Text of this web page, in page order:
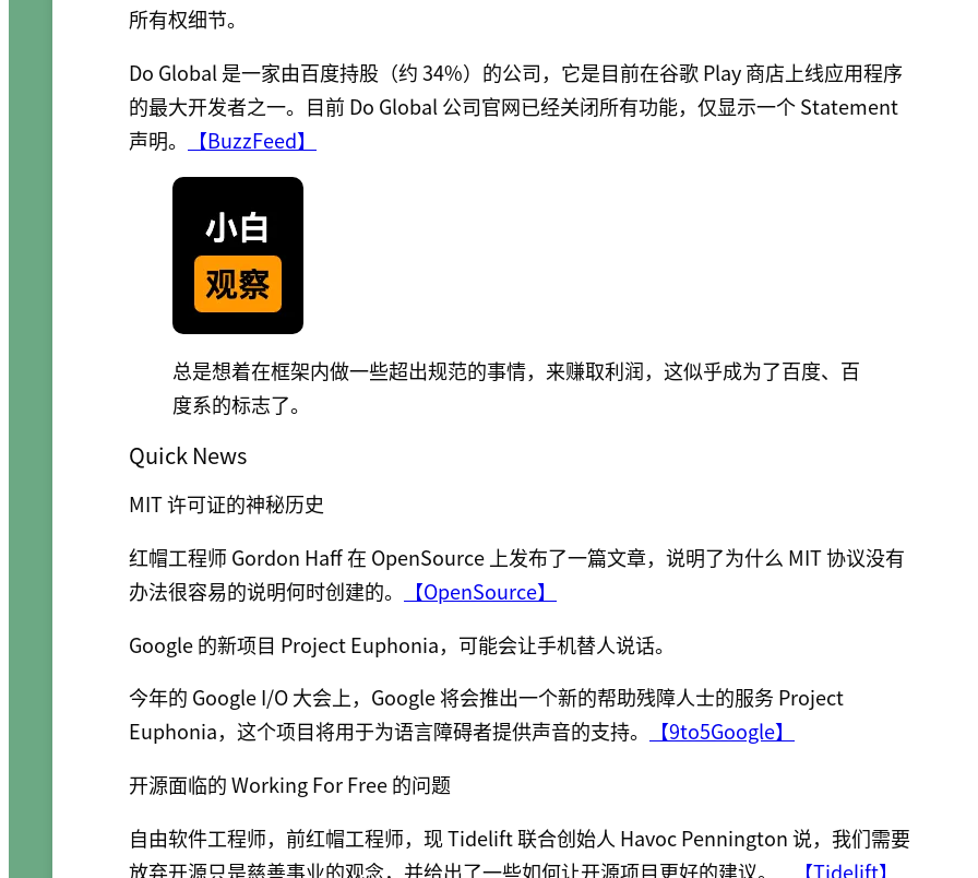
所有权细节。
Do Global 是一家由百度持股（约 34%）的公司，它是目前在谷歌 Play 商店上线应用程序
的最大开发者之一。目前 Do Global 公司官网已经关闭所有功能，仅显示一个 Statement
声明。
【BuzzFeed】
总是想着在框架内做一些超出规范的事情，来赚取利润，这似乎成为了百度、百
度系的标志了。
Quick News
MIT 许可证的神秘历史
红帽工程师 Gordon Haff 在 OpenSource 上发布了一篇文章，说明了为什么 MIT 协议没有
办法很容易的说明何时创建的。
【OpenSource】
Google 的新项目 Project Euphonia，可能会让手机替人说话。
今年的 Google I/O 大会上，Google 将会推出一个新的帮助残障人士的服务 Project
Euphonia，这个项目将用于为语言障碍者提供声音的支持。
【9to5Google】
开源面临的 Working For Free 的问题
自由软件工程师，前红帽工程师，现 Tidelift 联合创始人 Havoc Pennington 说，我们需要
放弃开源只是慈善事业的观念，并给出了一些如何让开源项目更好的建议。
【Tidelift】